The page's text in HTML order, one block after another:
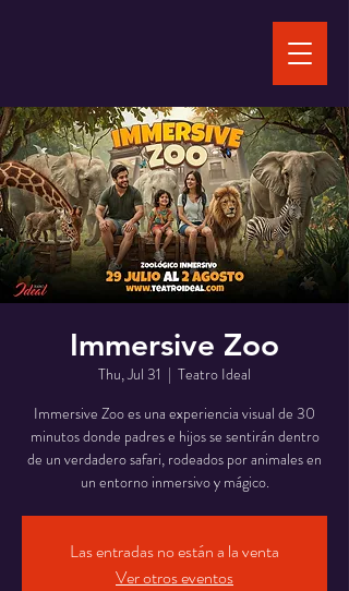
Immersive Zoo
Thu, Jul 31
  |
Teatro Ideal
Immersive Zoo es una experiencia visual de 30
minutos donde padres e hijos se sentirán dentro
de un verdadero safari, rodeados por animales en
un entorno inmersivo y mágico.
Las entradas no están a la venta
Ver otros eventos